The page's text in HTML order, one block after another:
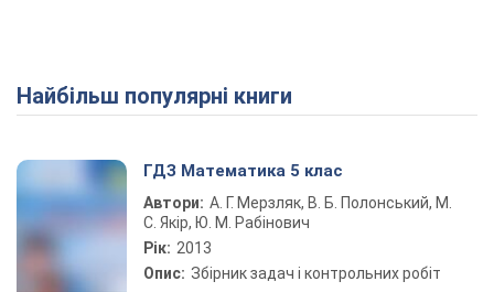
Найбільш популярні книги
ГДЗ Математика 5 клас
Автори: А. Г. Мерзляк, В. Б. Полонський, М.
С. Якір, Ю. М. Рабінович
Рік: 2013
Опис: Збірник задач і контрольних робіт